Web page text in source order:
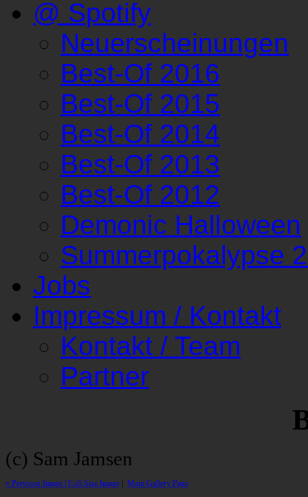
@ Spotify
Neuerscheinungen
Best-Of 2016
Best-Of 2015
Best-Of 2014
Best-Of 2013
Best-Of 2012
Demonic Halloween
Summerpokalypse
Jobs
Impressum / Kontakt
Kontakt / Team
Partner
(c) Sam Jamsen
« Previous Image | Full-Size Image Main Gallery Page